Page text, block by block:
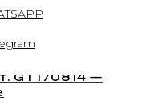
GT170814 —